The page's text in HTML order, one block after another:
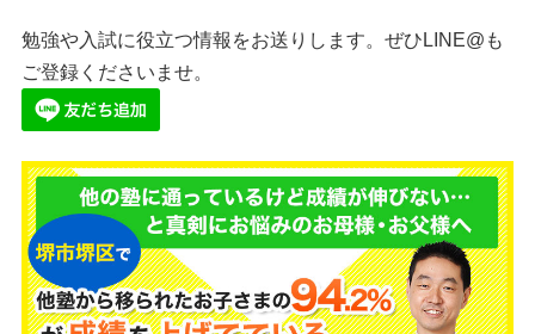
勉強や入試に役立つ情報をお送りします。ぜひLINE@も
ご登録くださいませ。